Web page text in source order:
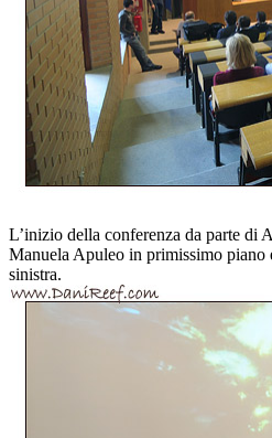
L’inizio della conferenza da parte
Manuela Apuleo in primissimo
sinistra.